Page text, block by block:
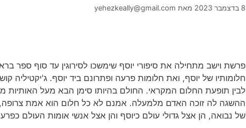
8 בדצמבר 2023 מאת yehezkeally@gmail.com
פרשת וישב מתחילה את סיפורי יוסף שימשכו לסירוגין עד סוף ספר
חלומותיו של יוסף, ואת חלומות פרעה ופתרונם ביד יוסף. ג'יקטיליה
לבין תופעת החלום המקראי. החולם בהיותו סימן הבא מעל האותיות
ההשגה לה זוכה האדם מלמעלה. אמנם לא כל חלום הוא אמת צרופה,
של נבואה, הן אצל גדולי עולם כיוסף והן אצל אנשי אומות העולם